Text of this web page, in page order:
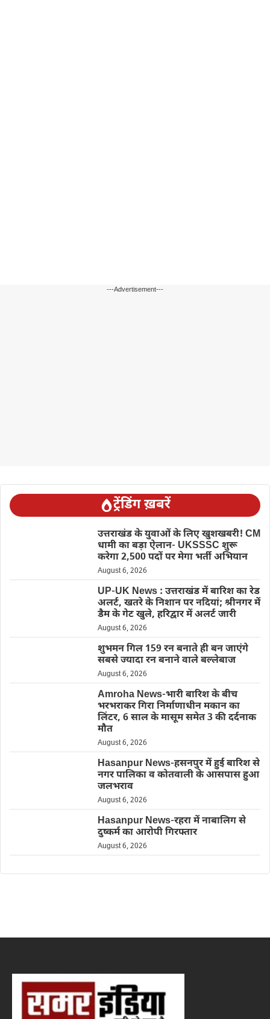
---Advertisement---
ट्रेंडिंग ख़बरें
उत्तराखंड के युवाओं के लिए खुशखबरी! CM
धामी का बड़ा ऐलान- UKSSSC शुरू
करेगा 2,500 पदों पर मेगा भर्ती अभियान
August 6, 2026
UP-UK News : उत्तराखंड में बारिश का रेड
अलर्ट, खतरे के निशान पर नदियां; श्रीनगर में
डैम के गेट खुले, हरिद्वार में अलर्ट जारी
August 6, 2026
शुभमन गिल 159 रन बनाते ही बन जाएंगे
सबसे ज्यादा रन बनाने वाले बल्लेबाज
August 6, 2026
Amroha News-भारी बारिश के बीच
भरभराकर गिरा निर्माणाधीन मकान का
लिंटर, 6 साल के मासूम समेत 3 की दर्दनाक
मौत
August 6, 2026
Hasanpur News-हसनपुर में हुई बारिश से
नगर पालिका व कोतवाली के आसपास हुआ
जलभराव
August 6, 2026
Hasanpur News-रहरा में नाबालिग से
दुष्कर्म का आरोपी गिरफ्तार
August 6, 2026